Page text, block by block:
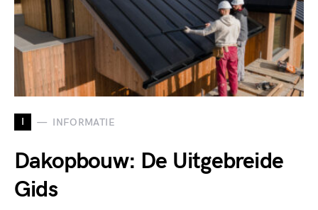
I INFORMATIE
Dakopbouw: De Uitgebreide
Gids